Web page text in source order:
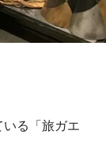
る「旅ガエ